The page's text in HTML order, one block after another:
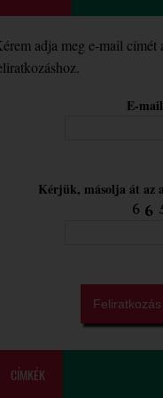
adja meg e-mail címét
E-
Kérjük, másolja át az
CÍMKÉK